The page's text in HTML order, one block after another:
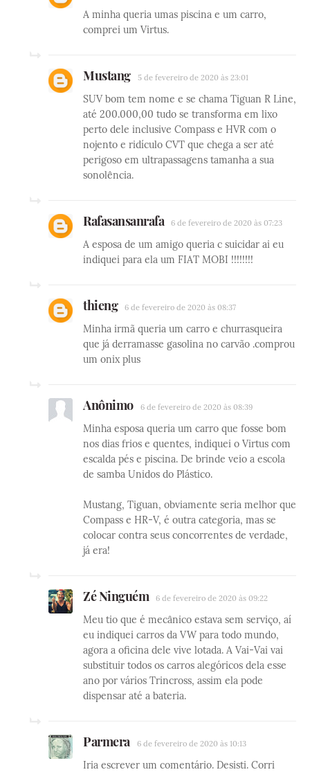
A minha queria umas piscina e um carro,
comprei um Virtus.
Mustang 5 de fevereiro de 2020 às 23:01
SUV bom tem nome e se chama Tiguan R Line,
até 200.000,00 tudo se transforma em lixo
perto dele inclusive Compass e HVR com o
nojento e ridículo CVT que chega a ser até
perigoso em ultrapassagens tamanha a sua
sonolência.
Rafasansanrafa 6 de fevereiro de 2020 às 07:23
A esposa de um amigo queria c suicidar ai eu
indiquei para ela um FIAT MOBI !!!!!!!!
thieng 6 de fevereiro de 2020 às 08:37
Minha irmã queria um carro e churrasqueira
que já derramasse gasolina no carvão .comprou
um onix plus
Anônimo 6 de fevereiro de 2020 às 08:39
Minha esposa queria um carro que fosse bom
nos dias frios e quentes, indiquei o Virtus com
escalda pés e piscina. De brinde veio a escola
de samba Unidos do Plástico.
Mustang, Tiguan, obviamente seria melhor que
Compass e HR-V, é outra categoria, mas se
colocar contra seus concorrentes de verdade,
já era!
Zé Ninguém 6 de fevereiro de 2020 às 09:22
Meu tio que é mecânico estava sem serviço, aí
eu indiquei carros da VW para todo mundo,
agora a oficina dele vive lotada. A Vai-Vai vai
substituir todos os carros alegóricos dela esse
ano por vários Trincross, assim ela pode
dispensar até a bateria.
Parmera 6 de fevereiro de 2020 às 10:13
Iria escrever um comentário. Desisti. Corri